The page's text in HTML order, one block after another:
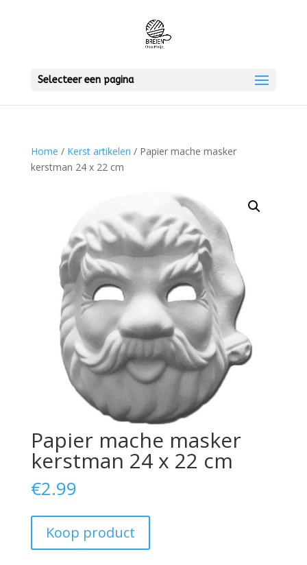
Selecteer een pagina
Home / Kerst artikelen / Papier mache masker
kerstman 24 x 22 cm
Papier mache masker
kerstman 24 x 22 cm
€2.99
Koop product